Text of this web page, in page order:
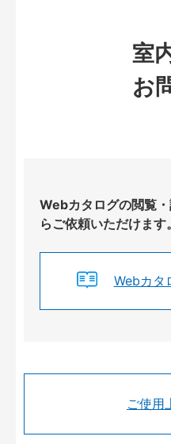
室
お
Webカタログの閲覧
らご依頼いただけます。
Webカタ
ご使用